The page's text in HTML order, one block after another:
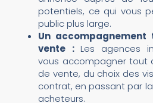
potentiels, ce qui vous
public plus large.
Un
vente : Les agences
vous accompagner tout
de vente, du choix des
contrat, en passant par
acheteurs.